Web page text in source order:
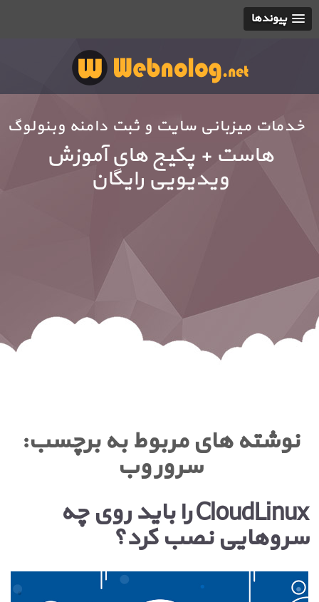
پیوندها
خدمات میزبانی سایت و ثبت دامنه وبنولوگ
هاست + قالب های رایگان
ای
نوشته های مربوط به برچسب:
سرور وب
CloudLinux را باید روی چه
سروهایی نصب کرد؟